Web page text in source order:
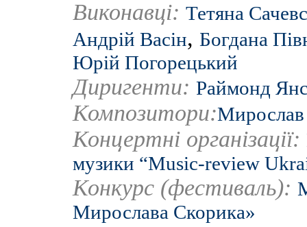
Виконавці: Тетяна
Андрій Васін, Богдана
Юрій Погорецький
Диригенти: Раймонд
Композитори:
Концертні організації:
музики “Music-review
Конкурс (фестиваль):
Мирослава Скорика»